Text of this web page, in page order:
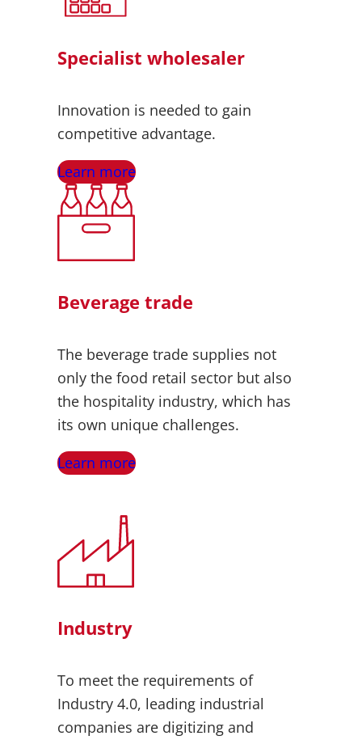
Specialist wholesaler
Innovation is needed to gain
competitive advantage.
Learn more
Beverage trade
The beverage trade supplies not
only the food retail sector but also
the hospitality industry, which has
its own unique challenges.
Learn more
Industry
To meet the requirements of
Industry 4.0, leading industrial
companies are digitizing and